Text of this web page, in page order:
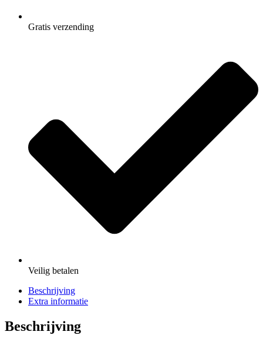
Gratis verzending
Veilig betalen
Beschrijving
Extra informatie
Beschrijving